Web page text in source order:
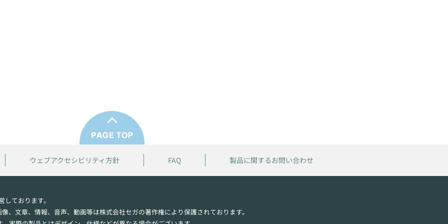
ウェブアクセシビリティ方針 FAQ 製品に関するお問い合わせ
しております。
、文章、情報、音声、動画等は株式会社セガの著作権により保護されております。